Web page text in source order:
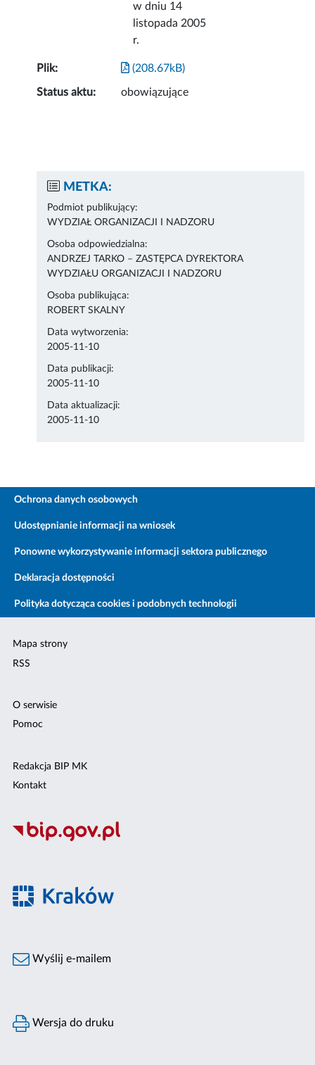
w dniu 14
listopada 2005
r.
Plik: (208.67kB)
Status aktu: obowiązujące
METKA:
Podmiot publikujący:
WYDZIAŁ ORGANIZACJI I NADZORU
Osoba odpowiedzialna:
ANDRZEJ TARKO – ZASTĘPCA DYREKTORA
WYDZIAŁU ORGANIZACJI I NADZORU
Osoba publikująca:
ROBERT SKALNY
Data wytworzenia:
2005-11-10
Data publikacji:
2005-11-10
Data aktualizacji:
2005-11-10
Ochrona danych osobowych
Udostępnianie informacji na wniosek
Ponowne wykorzystywanie informacji sektora publicznego
Deklaracja dostępności
Polityka dotycząca cookies i podobnych technologii
Mapa strony
RSS
O serwisie
Pomoc
Redakcja BIP MK
Kontakt
Wyślij e-mailem
Wersja do druku